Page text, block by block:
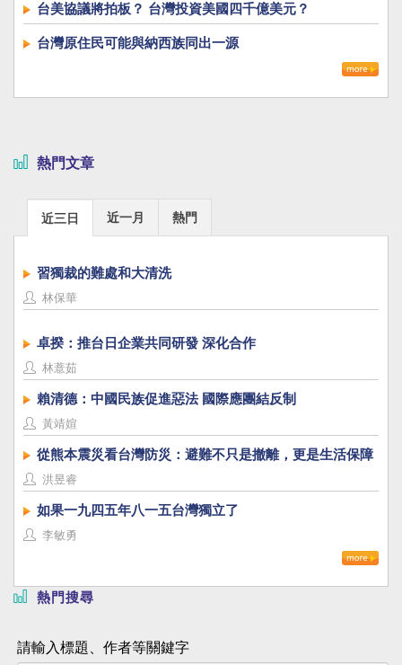
台美協議將拍板？ 台灣投資美國四千億美元？
台灣原住民可能與納西族同出一源
熱門文章
近三日 近一月 熱門
習獨裁的難處和大清洗
林保華
卓揆：推台日企業共同研發 深化合作
林薏茹
賴清德：中國民族促進惡法 國際應團結反制
黃靖媗
從熊本震災看台灣防災：避難不只是撤離，更是生活保障
洪昱睿
如果一九四五年八一五台灣獨立了
李敏勇
熱門搜尋
請輸入標題、作者等關鍵字